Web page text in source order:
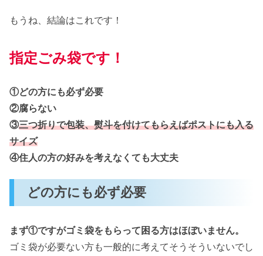
もうね、結論はこれです！
指定ごみ袋です！
①どの方にも必ず必要
②腐らない
③三つ折りで包装、熨斗を付けてもらえばポストにも入る
サイズ
④住人の方の好みを考えなくても大丈夫
どの方にも必ず必要
まず①ですがゴミ袋をもらって困る方はほぼいません。
ゴミ袋が必要ない方も一般的に考えてそうそういないでし